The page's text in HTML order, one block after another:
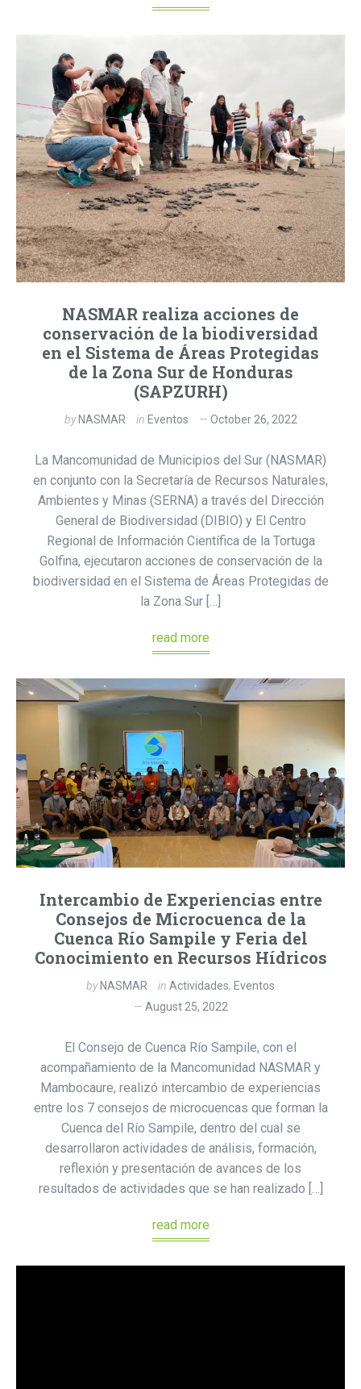
NASMAR realiza acciones de
conservación de la biodiversidad
en el Sistema de Áreas Protegidas
de la Zona Sur de Honduras
(SAPZURH)
by NASMAR in Eventos October 26, 2022
La Mancomunidad de Municipios del Sur (NASMAR)
en conjunto con la Secretaría de Recursos Naturales,
Ambientes y Minas (SERNA) a través del Dirección
General de Biodiversidad (DIBIO) y El Centro
Regional de Información Científica de la Tortuga
Golfina, ejecutaron acciones de conservación de la
biodiversidad en el Sistema de Áreas Protegidas de
la Zona Sur […]
read more
Intercambio de Experiencias entre
Consejos de Microcuenca de la
Cuenca Río Sampile y Feria del
Conocimiento en Recursos Hídricos
by NASMAR in Actividades, Eventos
August 25, 2022
El Consejo de Cuenca Río Sampile, con el
acompañamiento de la Mancomunidad NASMAR y
Mambocaure, realizó intercambio de experiencias
entre los 7 consejos de microcuencas que forman la
Cuenca del Río Sampile, dentro del cual se
desarrollaron actividades de análisis, formación,
reflexión y presentación de avances de los
resultados de actividades que se han realizado […]
read more